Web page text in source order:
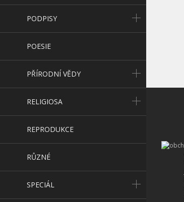
PODPISY
POESIE
PŘÍRODNÍ VĚDY
RELIGIOSA
REPRODUKCE
RŮZNÉ
SPECIÁL